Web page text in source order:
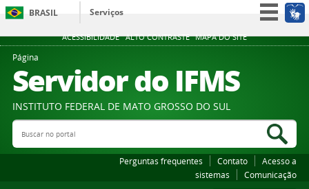
ACESSIBILIDADE ALTO CONTRASTE MAPA DO SITE
BRASIL
Serviços
Participe
Legislação
Canais
Página
Servidor do IFMS
INSTITUTO FEDERAL DE MATO GROSSO DO SUL
Buscar no portal
Perguntas frequentes Contato
Acesso a
sistemas
Comunicação